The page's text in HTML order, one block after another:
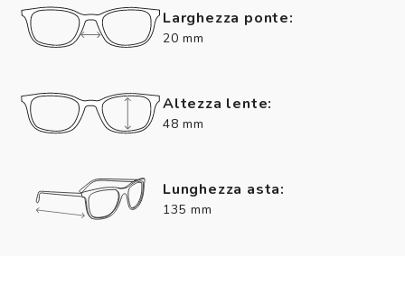
Larghezza ponte:
20 mm
Altezza lente:
48 mm
Lunghezza asta:
135 mm